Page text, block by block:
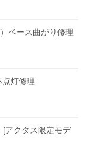
ベース曲がり修理
点灯修理
[アクタス限定モデ